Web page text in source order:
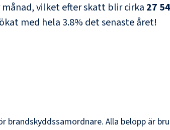
månad, vilket efter skatt blir cirka 27
med hela 3.8% det senaste året!
brandskyddssamordnare. Alla belopp är